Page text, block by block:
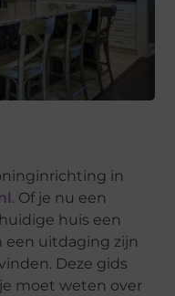
in
. Of je nu een
huis een
een uitdaging zijn
Deze gids
moet weten over